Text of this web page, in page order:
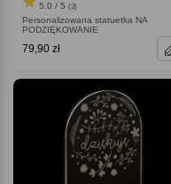
5.0 / 5 (3)
Personalizowana statuetka NA
PODZIĘKOWANIE
79,90 zł